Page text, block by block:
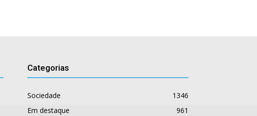
Categorias
Sociedade
1346
Em destaque
961